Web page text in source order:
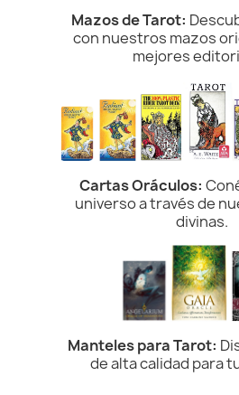
Mazos de Tarot:
con nuestros mazos
mejores
Cartas Oráculos:
universo a través de
divinas.
Manteles para Tarot:
de alta calidad para